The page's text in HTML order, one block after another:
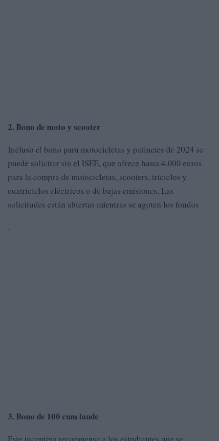
2. Bono de moto y scooter
Incluso el bono para motocicletas y patinetes de 2024 se
puede solicitar sin el ISEE, que ofrece hasta 4.000 euros
para la compra de motocicletas, scooters, triciclos y
cuatriciclos eléctricos o de bajas emisiones. Las
solicitudes están abiertas mientras se agoten los fondos
.
3. Bono de 100 cum laude